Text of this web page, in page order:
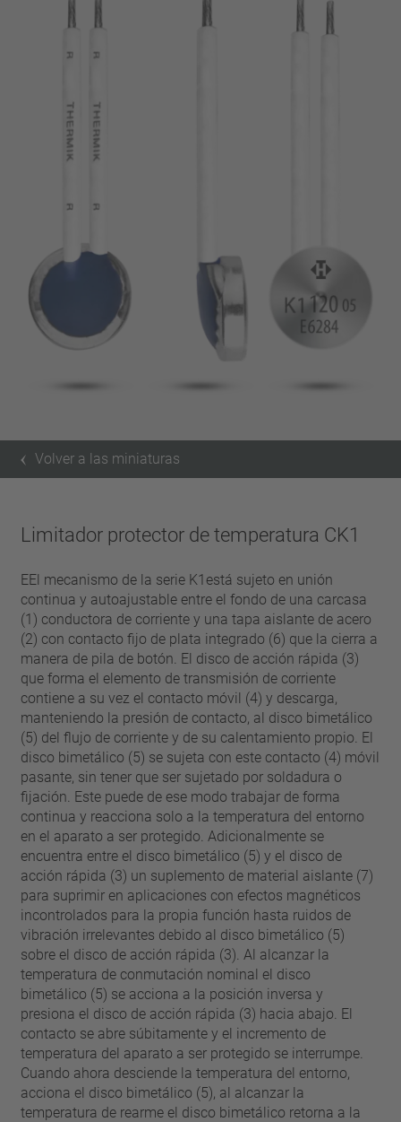
filamento
ENEC
filtros estrechos
Volver a las miniaturas
Limitador protector de temperatura CK1
EEl mecanismo de la serie K1está sujeto en unión
continua y autoajustable entre el fondo de una carcasa
(1) conductora de corriente y una tapa aislante de acero
(2) con contacto fijo de plata integrado (6) que la cierra a
manera de pila de botón. El disco de acción rápida (3)
que forma el elemento de transmisión de corriente
contiene a su vez el contacto móvil (4) y descarga,
manteniendo la presión de contacto, al disco bimetálico
(5) del flujo de corriente y de su calentamiento propio. El
disco bimetálico (5) se sujeta con este contacto (4) móvil
pasante, sin tener que ser sujetado por soldadura o
fijación. Este puede de ese modo trabajar de forma
continua y reacciona solo a la temperatura del entorno
en el aparato a ser protegido. Adicionalmente se
encuentra entre el disco bimetálico (5) y el disco de
acción rápida (3) un suplemento de material aislante (7)
para suprimir en aplicaciones con efectos magnéticos
incontrolados para la propia función hasta ruidos de
vibración irrelevantes debido al disco bimetálico (5)
sobre el disco de acción rápida (3). Al alcanzar la
temperatura de conmutación nominal el disco
bimetálico (5) se acciona a la posición inversa y
presiona el disco de acción rápida (3) hacia abajo. El
contacto se abre súbitamente y el incremento de
temperatura del aparato a ser protegido se interrumpe.
Cuando ahora desciende la temperatura del entorno,
acciona el disco bimetálico (5), al alcanzar la
temperatura de rearme el disco bimetálico retorna a la